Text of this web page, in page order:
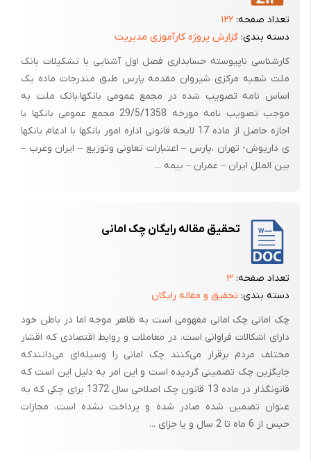
- کشف رمز و اطمینان از صحت آن و در مورد مبالغ بیش از بیست میلیون ریال،
اخذ تآییدیه از شعبه صادر کننده چک بانکی.
پرداخت وجه چکهای بانکی بین بانکها :
- وجه چکهای بانکی بین بانکها، پس از تآیید رمز و کنترل های لازم توسط
متصدی امور بانکی ویا معاون خدمات بانکی شعبه، به حساب مشخص شده
متقاضی در شعبه واریز می گردد.
چک الکترونیکى چیست ؟
چک الکترونیکى به دلیل سود جستن از ارتباطات الکترونیکى ، استفاده از آن را
توجیه پذیر مى کند . آنچه در تبادل و تعامل چک الکترونیکى اهمیت مى یابد
موضوعات مربوط به جابه جایى چک الکترونیکى و خود چک الکترونیکى است
که ذیلا به تشریح آنها مى پردازیم :
جابه جایى چک الکترونیکى به این صورت است که بانک پس از وصول چک
کاغذى ، اطلاعات آنرا به صورت الکترونیکى به مرکز مبادلات بانکى ارسال مى
کند و سپس چک هاى کاغذى را بایگانى مى کند .
بدین طریق حمل فیزیکى چک بین بانک ها حذف مى شود و هزینه پردازش
چک کاهش و امنیت تسویه بین بانکى افزایش مى یابد . اطلاعات روى چک ها
توسط حروف خوان مغناطیسى یا به صورت دستى به سیستم وارد مى شود .
البته روش هاى دیگرى نیز نظیر مبادله تصویر هر دورى چک به صورت
تعداد صفحه: ۱۲۲
دسته بندی: گزارش پروژه کارآموزی مدیریت
کارشناسی ناپیوسته حسابداری فصل اول آشنایی با تشکیلات بانک
ملت شعبه مرکزی شیروان مقدمه پارس طبق مندرجات ماده یک
اساس نامه تصویب شده در مجمع عمومی بانکها،بانک ملت به
موجب تصویب نامه مورخه 29/5/1358 مجمع عمومی بانکها با
اجازه حاصل از ماده 17 لایحه قانونی اداره امور بانکها با ادغام بانکها
ی داریوش- تهران ،پارس – اعتبارات تعاونی وتوزیع – ایران وعرب –
بین الملل ایران – عمران – بیمه ...
تحقیق مقاله رایگان چک امانی
تعداد صفحه: ۳
دسته بندی: تحقیق و مقاله رایگان
چک امانی چک امانی مفهومی است به ظاهر موجه اما در باطن خود
دارای اشکالات فراوانی است. در معاملات و روابط اقتصادی که اقشار
مختلف مردم برقرار می‌کنند چک امانی را وسیله‌ای می‌دانندکه
جایگزین چک تضمینی گردیده است و این امر به دلیل این است که
قانونگذار در ماده 13 قانون چک اصلاحی سال 1372 برای چکی که به
عنوان تضمین شده صادر شده و پرداخت نشده است، مجازات
حبس از 6 ماه تا 2 سال و یا جزای ...